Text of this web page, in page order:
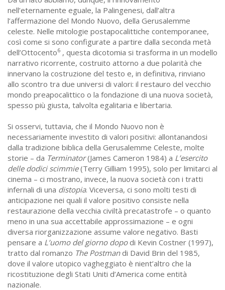
nell’eternamente eguale, la Palingenesi, dall’altra
l’affermazione del Mondo Nuovo, della Gerusalemme
celeste. Nelle mitologie postapocalittiche contemporanee,
così come si sono configurate a partire dalla seconda metà
dell’Ottocento6 , questa dicotomia si trasforma in un modello
narrativo ricorrente, costruito attorno a due polarità che
innervano la costruzione del testo e, in definitiva, rinviano
allo scontro tra due universi di valori: il restauro del vecchio
mondo preapocalittico o la fondazione di una nuova società,
spesso più giusta, talvolta egalitaria e libertaria.
Si osservi, tuttavia, che il Mondo Nuovo non è
necessariamente investito di valori positivi: allontanandosi
dalla tradizione biblica della Gerusalemme Celeste, molte
storie – da Terminator(James Cameron 1984) a L’esercito
delle dodici scimmie(Terry Gilliam 1995), solo per limitarci al
cinema – ci mostrano, invece, la nuova società con i tratti
infernali di una distopia. Viceversa, ci sono molti testi di
anticipazione nei quali il valore positivo consiste nella
restaurazione della vecchia civiltà precatastrofe – o quanto
meno in una sua accettabile approssimazione – e ogni
diversa riorganizzazione assume valore negativo. Basti
pensare a L’uomo del giorno dopodi Kevin Costner (1997),
tratto dal romanzo The Postmandi David Brin del 1985,
dove il valore utopico vagheggiato è nient’altro che la
ricostituzione degli Stati Uniti d’America come entità
nazionale.